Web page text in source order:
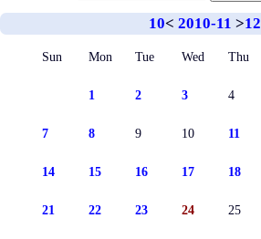
10< 2010-11 >12
Sun Mon Tue Wed Thu
1 2 3 4
7 8 9 10 11
14 15 16 17 18
21 22 23 24 25